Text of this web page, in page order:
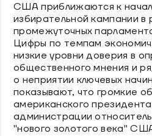
США приближаются к
избирательной кампании в
промежуточных
Цифры по темпам
низкие уровни доверия в
общественного мнения и
о неприятии ключевых
показывают, что громкие
американского президента
администрации
"нового золотого века"